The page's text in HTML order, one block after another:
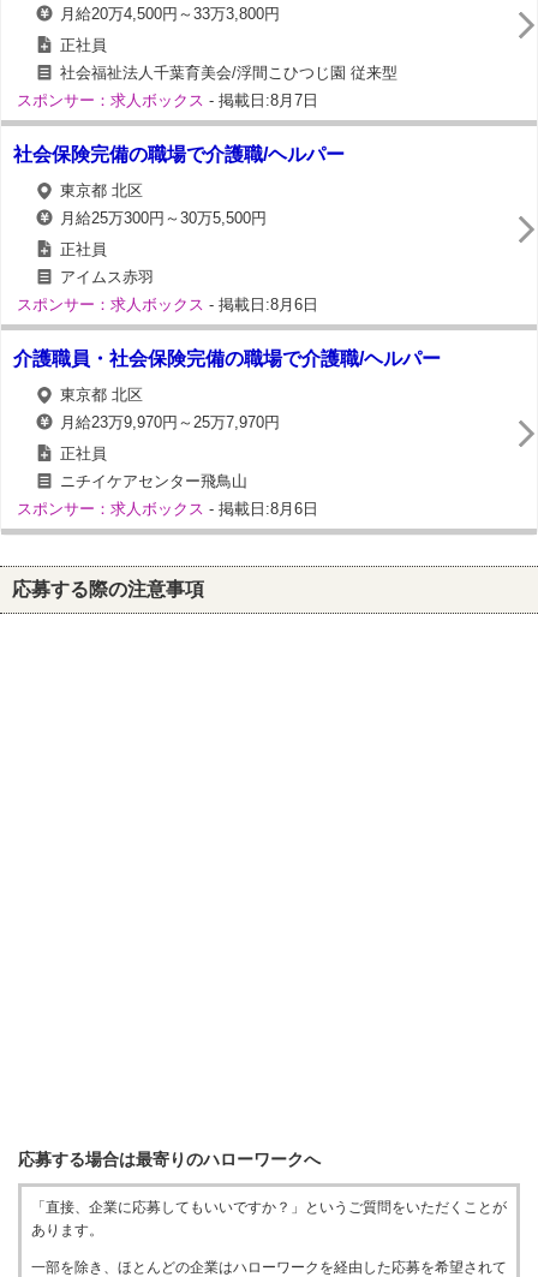
月給20万4,500円～33万3,800円
正社員
社会福祉法人千葉育美会/浮間こひつじ園 従来型
スポンサー：求人ボックス - 掲載日:8月7日
社会保険完備の職場で介護職/ヘルパー
東京都 北区
月給25万300円～30万5,500円
正社員
アイムス赤羽
スポンサー：求人ボックス - 掲載日:8月6日
介護職員・社会保険完備の職場で介護職/ヘルパー
東京都 北区
月給23万9,970円～25万7,970円
正社員
ニチイケアセンター飛鳥山
スポンサー：求人ボックス - 掲載日:8月6日
応募する際の注意事項
応募する場合は最寄りのハローワークへ
「直接、企業に応募してもいいですか？」というご質問をいただくことが
あります。
一部を除き、ほとんどの企業はハローワークを経由した応募を希望されて